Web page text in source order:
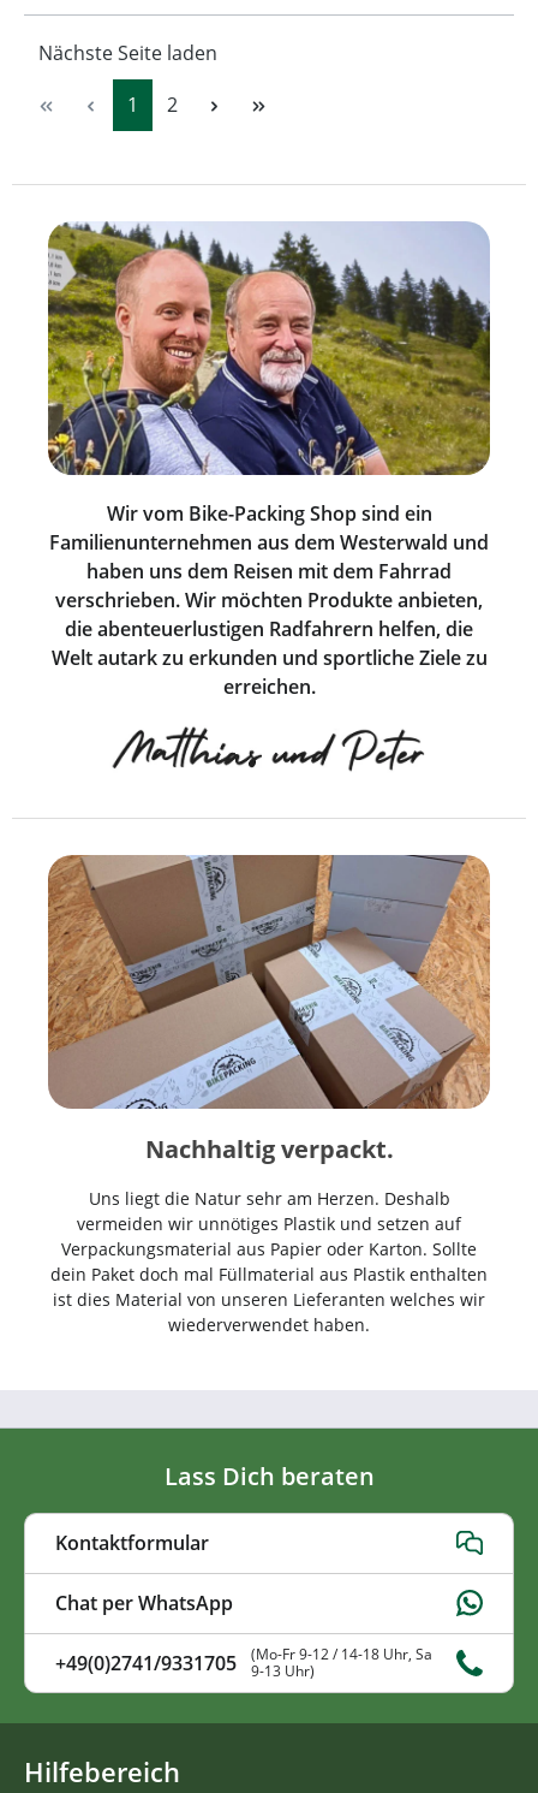
Nächste Seite laden
Seite
1 Seite
2
Wir vom Bike-Packing Shop sind ein
Familienunternehmen aus dem Westerwald und
haben uns dem Reisen mit dem Fahrrad
verschrieben. Wir möchten Produkte anbieten,
die abenteuerlustigen Radfahrern helfen, die
Welt autark zu erkunden und sportliche Ziele zu
erreichen.
Nachhaltig verpackt.
Uns liegt die Natur sehr am Herzen. Deshalb
vermeiden wir unnötiges Plastik und setzen auf
Verpackungsmaterial aus Papier oder Karton. Sollte
dein Paket doch mal Füllmaterial aus Plastik enthalten
ist dies Material von unseren Lieferanten welches wir
wiederverwendet haben.
Lass Dich beraten
Kontaktformular
Chat per WhatsApp
+49(0)2741/9331705
(Mo-Fr 9-12 / 14-18 Uhr, Sa
9-13 Uhr)
Hilfebereich